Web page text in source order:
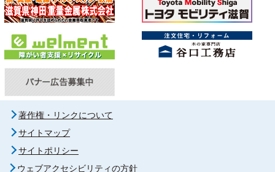
著作権・リンクについて
サイトマップ
サイトポリシー
ウェブアクセシビリティの方針